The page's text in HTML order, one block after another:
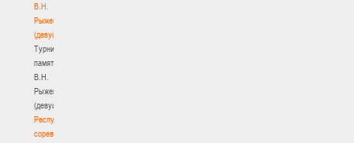
В.Н.
Рыженкова
(девушки)
Турнир
памяти
В.Н.
Рыженкова
(девушки)
Республиканские
соревнования